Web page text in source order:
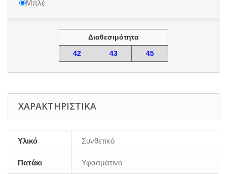
Μπλέ
Διαθεσιμότητα
42
43 45
ΧΑΡΑΚΤΗΡΙΣΤΙΚΆ
Υλικό Συνθετικό
Πατάκι Υφασμάτινο